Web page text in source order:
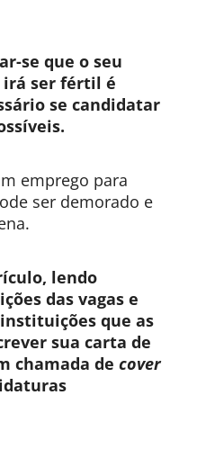
se que o seu
ser fértil é
se candidatar
emprego para
ser demorado e
lendo
das vagas e
que as
sua carta de
chamada de cover